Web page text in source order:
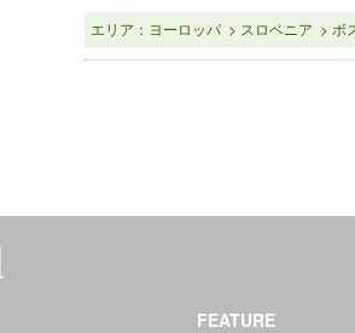
エリア：ヨーロッパ > スロベニア > ボ
FEATURE